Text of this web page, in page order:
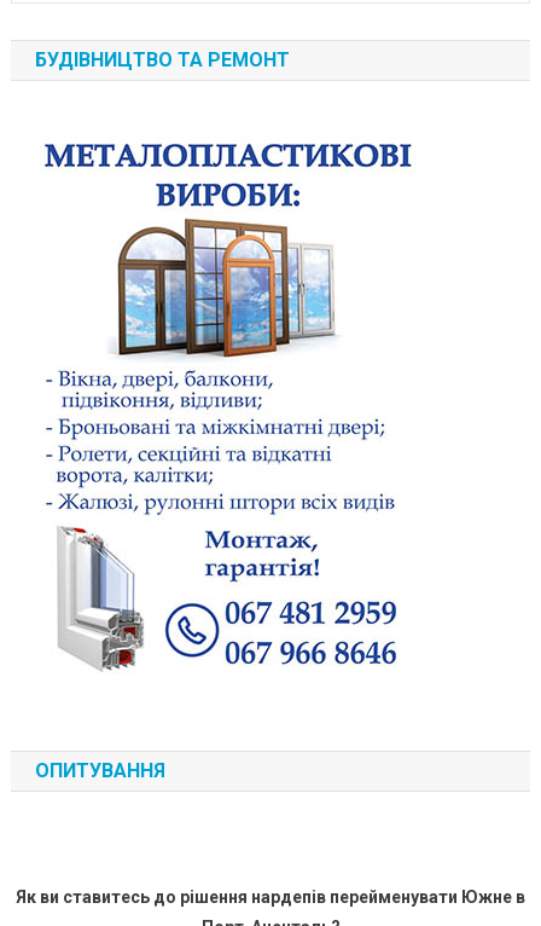
БУДІВНИЦТВО ТА РЕМОНТ
ОПИТУВАННЯ
Як ви ставитесь до рішення нардепів перейменувати Южне в